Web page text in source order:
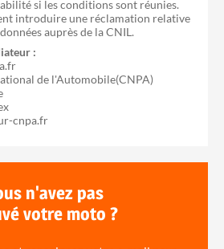
si les conditions sont réunies.
introduire une réclamation relative
auprès de la CNIL.
:
de l'Automobile(CNPA)
cnpa.fr
n'avez pas
votre moto ?